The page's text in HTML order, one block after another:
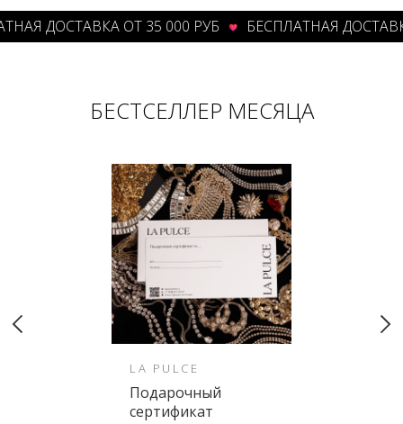
ДОСТАВКА ОТ 35 000 РУБ БЕСПЛАТНАЯ ДОСТАВКА
БЕСТСЕЛЛЕР МЕСЯЦА
LA PULCE
Подарочный
сертификат